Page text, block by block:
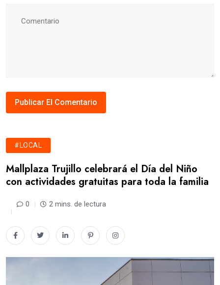
#LOCAL
Mallplaza Trujillo celebrará el Día del Niño
con actividades gratuitas para toda la familia
0 2 mins. de lectura